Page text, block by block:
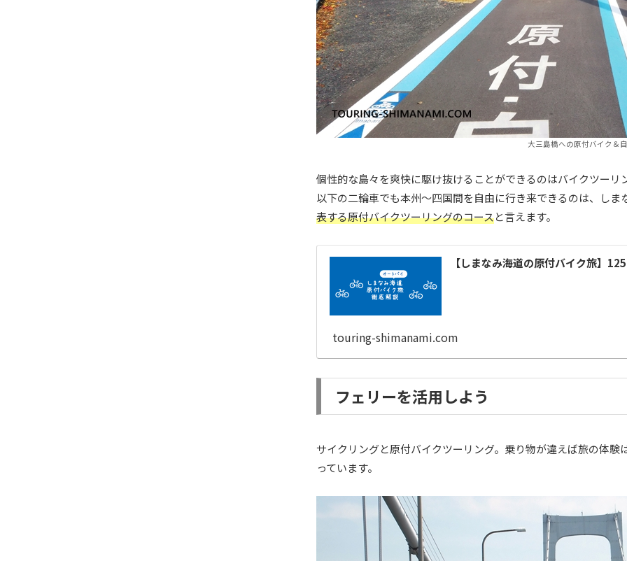
大三島橋への原付バイク＆
個性的な島々を爽快に駆け抜けることができるのはバイクツー
以下の二輪車でも本州～四国間を自由に行き来できるのは、し
表する原付バイクツーリングのコースと言えます。
【しまなみ海道の原付バイク旅】
touring-shimanami.com
フェリーを活用しよう
サイクリングと原付バイクツーリング。乗り物が違えば旅の体
っています。